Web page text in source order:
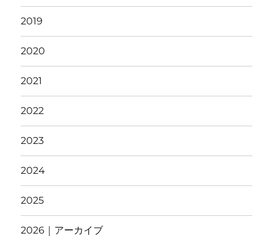
2019
2020
2021
2022
2023
2024
2025
2026｜アーカイブ